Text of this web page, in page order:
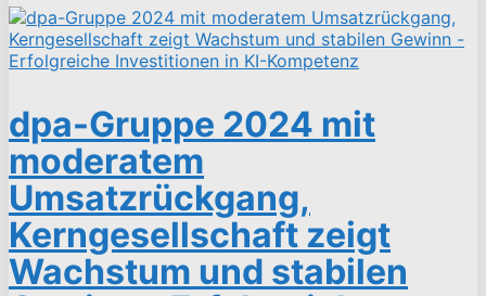
dpa-Gruppe 2024 mit
moderatem
Umsatzrückgang,
Kerngesellschaft zeigt
Wachstum und stabilen